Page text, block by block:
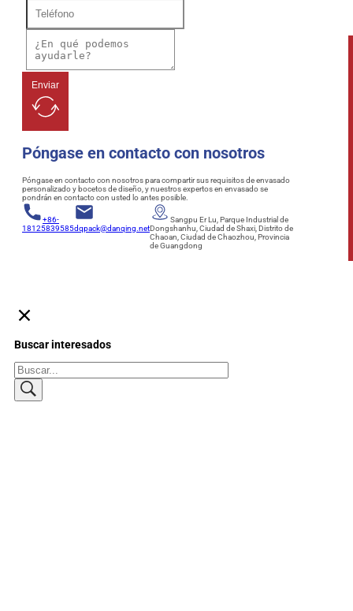
Enviar
Póngase en contacto con nosotros
Póngase en contacto con nosotros para compartir sus requisitos de envasado
personalizado y bocetos de diseño, y nuestros expertos en envasado se
pondrán en contacto con usted lo antes posible.
+86-
18125839585dqpack@danqing.net
Sangpu Er Lu, Parque Industrial de
Dongshanhu, Ciudad de Shaxi, Distrito de
Chaoan, Ciudad de Chaozhou, Provincia
de Guangdong
Buscar interesados
Buscar